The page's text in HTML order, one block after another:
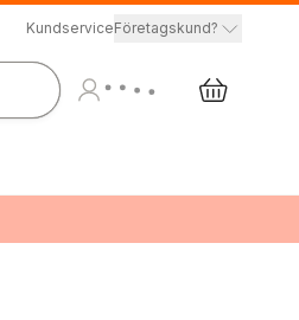
KundserviceFöretagskund?